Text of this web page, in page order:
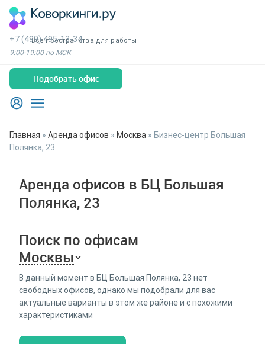
Все пространства для работы
+7 (499) 495-13-34
9:00-19:00 по МСК
Подобрать офис
Главная » Аренда офисов » Москва » Бизнес-центр Большая
Полянка, 23
Аренда офисов в БЦ Большая
Полянка, 23
Поиск по офисам
Москвы
В данный момент в БЦ Большая Полянка, 23 нет
свободных офисов, однако мы подобрали для вас
актуальные варианты в этом же районе и с похожими
характеристиками